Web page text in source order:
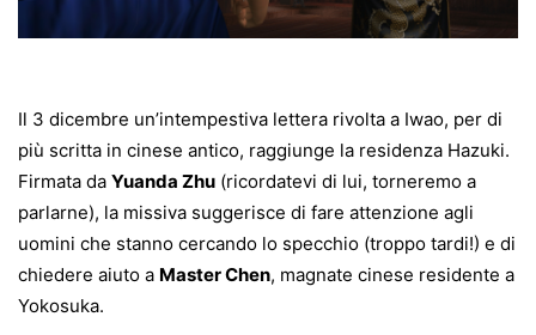
Il 3 dicembre un’intempestiva lettera rivolta a Iwao, per di
più scritta in cinese antico, raggiunge la residenza Hazuki.
Firmata da Yuanda Zhu (ricordatevi di lui, torneremo a
parlarne), la missiva suggerisce di fare attenzione agli
uomini che stanno cercando lo specchio (troppo tardi!) e di
chiedere aiuto a Master Chen, magnate cinese residente a
Yokosuka.